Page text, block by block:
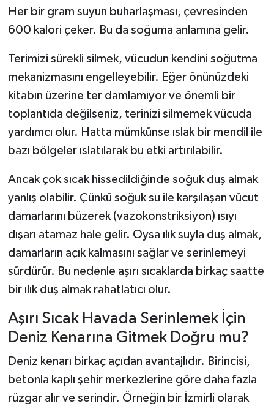
Her bir gram suyun buharlaşması, çevresinden
600 kalori çeker. Bu da soğuma anlamına gelir.
Terimizi sürekli silmek, vücudun kendini soğutma
mekanizmasını engelleyebilir. Eğer önünüzdeki
kitabın üzerine ter damlamıyor ve önemli bir
toplantıda değilseniz, terinizi silmemek vücuda
yardımcı olur. Hatta mümkünse ıslak bir mendil ile
bazı bölgeler ıslatılarak bu etki artırılabilir.
Ancak çok sıcak hissedildiğinde soğuk duş almak
yanlış olabilir. Çünkü soğuk su ile karşılaşan vücut
damarlarını büzerek (vazokonstriksiyon) ısıyı
dışarı atamaz hale gelir. Oysa ılık suyla duş almak,
damarların açık kalmasını sağlar ve serinlemeyi
sürdürür. Bu nedenle aşırı sıcaklarda birkaç saatte
bir ılık duş almak rahatlatıcı olur.
Aşırı Sıcak Havada Serinlemek İçin
Deniz Kenarına Gitmek Doğru mu?
Deniz kenarı birkaç açıdan avantajlıdır. Birincisi,
betonla kaplı şehir merkezlerine göre daha fazla
rüzgar alır ve serindir. Örneğin bir İzmirli olarak